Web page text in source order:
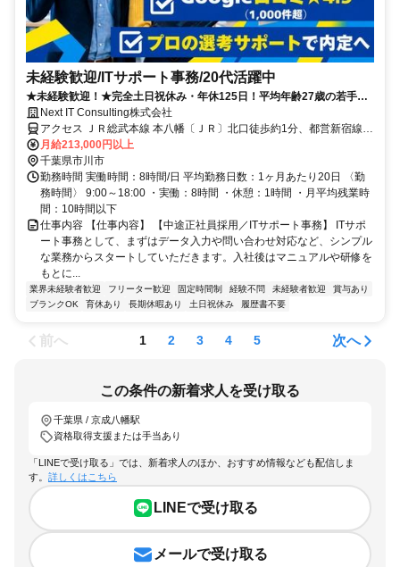
未経験歓迎/ITサポート事務/20代活躍中
★未経験歓迎！★完全土日祝休み・年休125日！平均年齢27歳の若手活
躍中！業界最長クラスのサポートでIT業界デビューを応援！
Next IT Consulting株式会社
アクセス ＪＲ総武本線 本八幡〔ＪＲ〕北口徒歩約1分、都営新宿線
本八幡〔新宿線〕A2口徒歩約1分、京成本線 京成八幡出口3徒歩約5
分
月給213,000円以上
千葉県市川市
勤務時間 実働時間：8時間/日 平均勤務日数：1ヶ月あたり20日 〈勤
務時間〉 9:00～18:00 ・実働：8時間 ・休憩：1時間 ・月平均残業時
間：10時間以下
仕事内容 【仕事内容】 【中途正社員採用／ITサポート事務】 ITサポ
ート事務として、まずはデータ入力や問い合わせ対応など、シンプル
な業務からスタートしていただきます。入社後はマニュアルや研修を
もとに...
業界未経験者歓迎 フリーター歓迎 固定時間制 経験不問 未経験者歓迎
賞与あり
ブランクOK
育休あり 長期休暇あり 土日祝休み 履歴書不要
前へ 1 2 3 4 5 次へ
この条件の新着求人を受け取る
千葉県 / 京成八幡駅
資格取得支援または手当あり
「LINEで受け取る」では、新着求人のほか、おすすめ情報なども配信しま
す。 詳しくはこちら
LINEで受け取る
メールで受け取る